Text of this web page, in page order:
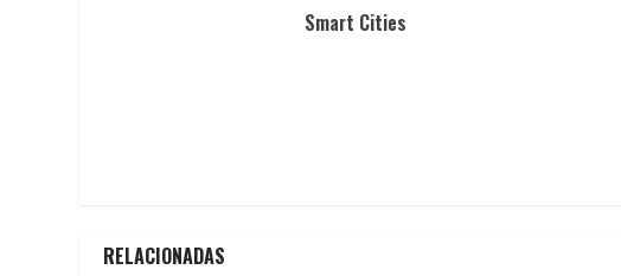
Smart Cities
RELACIONADAS